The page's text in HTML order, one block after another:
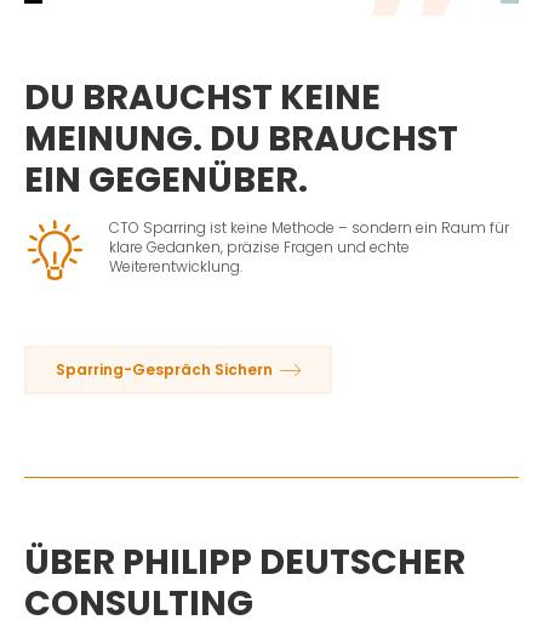
DU BRAUCHST KEINE
MEINUNG. DU BRAUCHST
EIN GEGENÜBER.
CTO Sparring ist keine Methode – sondern ein Raum für
klare Gedanken, präzise Fragen und echte
Weiterentwicklung.
Sparring-Gespräch Sichern
ÜBER PHILIPP DEUTSCHER
CONSULTING